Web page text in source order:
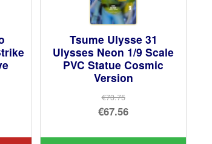
Tsume Ulysse 31
Ulysses Neon 1/9 Scale
PVC Statue Cosmic
Version
€73.75
Ursprünglicher
€67.56